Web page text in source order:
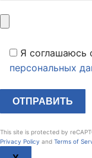
Я соглашаюсь
персональных
This site is protected by
Privacy Policy and Terms of